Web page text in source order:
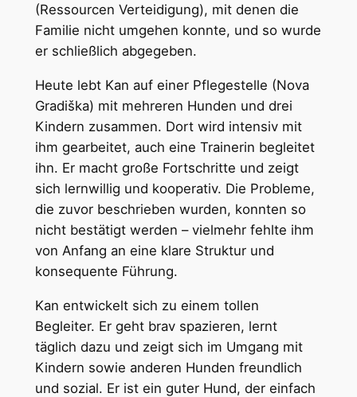
(Ressourcen Verteidigung), mit denen die
Familie nicht umgehen konnte, und so wurde
er schließlich abgegeben.
Heute lebt Kan auf einer Pflegestelle (Nova
Gradiška) mit mehreren Hunden und drei
Kindern zusammen. Dort wird intensiv mit
ihm gearbeitet, auch eine Trainerin begleitet
ihn. Er macht große Fortschritte und zeigt
sich lernwillig und kooperativ. Die Probleme,
die zuvor beschrieben wurden, konnten so
nicht bestätigt werden – vielmehr fehlte ihm
von Anfang an eine klare Struktur und
konsequente Führung.
Kan entwickelt sich zu einem tollen
Begleiter. Er geht brav spazieren, lernt
täglich dazu und zeigt sich im Umgang mit
Kindern sowie anderen Hunden freundlich
und sozial. Er ist ein guter Hund, der einfach